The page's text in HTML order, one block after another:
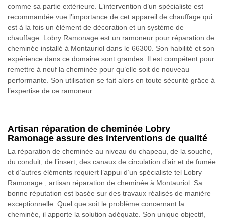
comme sa partie extérieure. L’intervention d’un spécialiste est
recommandée vue l’importance de cet appareil de chauffage qui
est à la fois un élément de décoration et un système de
chauffage. Lobry Ramonage est un ramoneur pour réparation de
cheminée installé à Montauriol dans le 66300. Son habilité et son
expérience dans ce domaine sont grandes. Il est compétent pour
remettre à neuf la cheminée pour qu’elle soit de nouveau
performante. Son utilisation se fait alors en toute sécurité grâce à
l’expertise de ce ramoneur.
Artisan réparation de cheminée Lobry
Ramonage assure des interventions de qualité
La réparation de cheminée au niveau du chapeau, de la souche,
du conduit, de l’insert, des canaux de circulation d’air et de fumée
et d’autres éléments requiert l’appui d’un spécialiste tel Lobry
Ramonage , artisan réparation de cheminée à Montauriol. Sa
bonne réputation est basée sur des travaux réalisés de manière
exceptionnelle. Quel que soit le problème concernant la
cheminée, il apporte la solution adéquate. Son unique objectif,